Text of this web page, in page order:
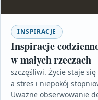
INSPIRACJE
Inspiracje
w małych rzeczach
szczęśliwi. Życie staje
a stres i niepokój
Uważne obserwowanie